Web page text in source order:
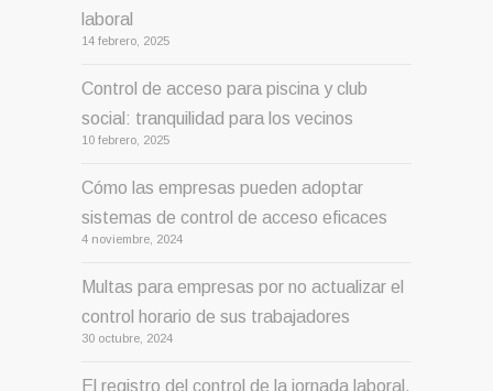
laboral
14 febrero, 2025
Control de acceso para piscina y club
social: tranquilidad para los vecinos
10 febrero, 2025
Cómo las empresas pueden adoptar
sistemas de control de acceso eficaces
4 noviembre, 2024
Multas para empresas por no actualizar el
control horario de sus trabajadores
30 octubre, 2024
El registro del control de la jornada laboral,